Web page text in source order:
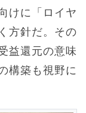
けに「ロイヤ
方針だ。その
益還元の意味
構築も視野に